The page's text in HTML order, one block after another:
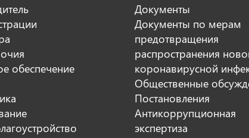
обеспечение
Документы
Документы по мерам
предотвращения
распространения
коронавирусной
Общественные
Постановления
Антикоррупционная
экспертиза